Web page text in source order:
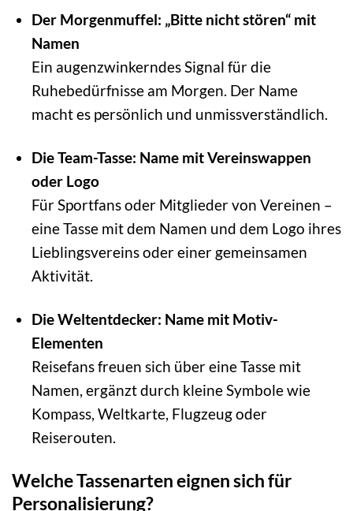
Der Morgenmuffel: „Bitte nicht stören“ mit
Namen
Ein augenzwinkerndes Signal für die
Ruhebedürfnisse am Morgen. Der Name
macht es persönlich und unmissverständlich.
Die Team-Tasse: Name mit Vereinswappen
oder Logo
Für Sportfans oder Mitglieder von Vereinen –
eine Tasse mit dem Namen und dem Logo ihres
Lieblingsvereins oder einer gemeinsamen
Aktivität.
Die Weltentdecker: Name mit Motiv-
Elementen
Reisefans freuen sich über eine Tasse mit
Namen, ergänzt durch kleine Symbole wie
Kompass, Weltkarte, Flugzeug oder
Reiserouten.
Welche Tassenarten eignen sich für
Personalisierung?